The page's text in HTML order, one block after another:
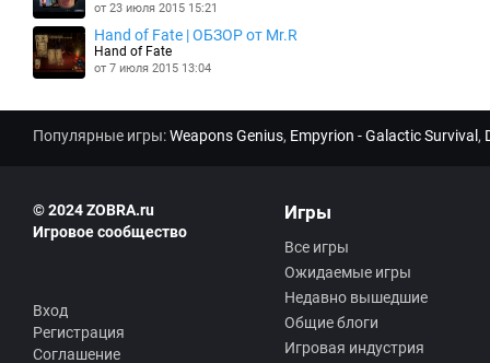
от 23 июля 2015 15:21
Hand of Fate | ОБЗОР от Mr.R
Hand of Fate
от 7 июля 2015 13:04
Популярные игры:Weapons Genius, Empyrion - Galactic Survival ,
© 2024 ZOBRA.ru
Игровое сообщество
Вход
Регистрация
Соглашение
Игры
Все игры
Ожидаемые игры
Недавно вышедшие
Общие блоги
Игровая индустрия